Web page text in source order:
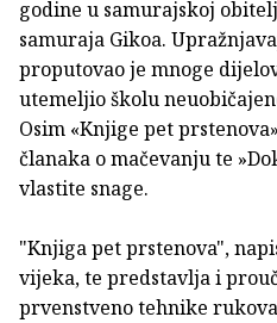
godine u samurajskoj
samuraja Gikoa.
proputovao je mnoge
utemeljio školu
Osim «Knjige pet
članaka o mačevanju te
vlastite snage.
"Knjiga pet prstenova",
vijeka, te predstavlja i
prvenstveno tehnike